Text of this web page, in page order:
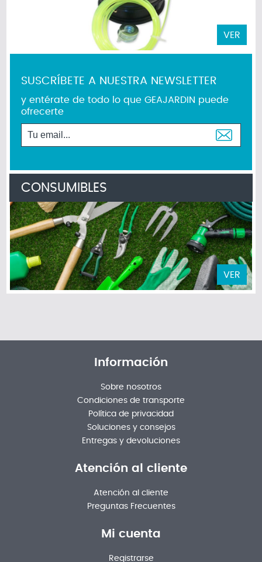
VER
SUSCRÍBETE A NUESTRA NEWSLETTER
y entérate de todo lo que GEAJARDIN puede
ofrecerte
CONSUMIBLES
VER
Información
Sobre nosotros
Condiciones de transporte
Política de privacidad
Soluciones y consejos
Entregas y devoluciones
Atención al cliente
Atención al cliente
Preguntas Frecuentes
Mi cuenta
Registrarse